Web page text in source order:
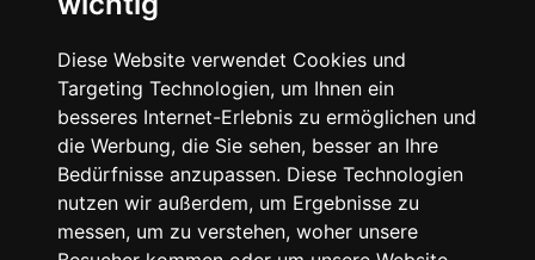
Diese Website verwendet Cookies und
Targeting Technologien, um Ihnen ein
besseres Internet-Erlebnis zu ermöglichen und
die Werbung, die Sie sehen, besser an Ihre
Bedürfnisse anzupassen. Diese Technologien
nutzen wir außerdem, um Ergebnisse zu
messen, um zu verstehen, woher unsere
Instagram
Facebook
© 2024 SNEAKERᴰᴱ, All rights reserved.